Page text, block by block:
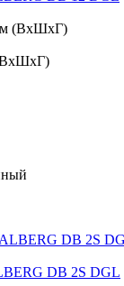
(ВхШхГ)
DB 2S DGL